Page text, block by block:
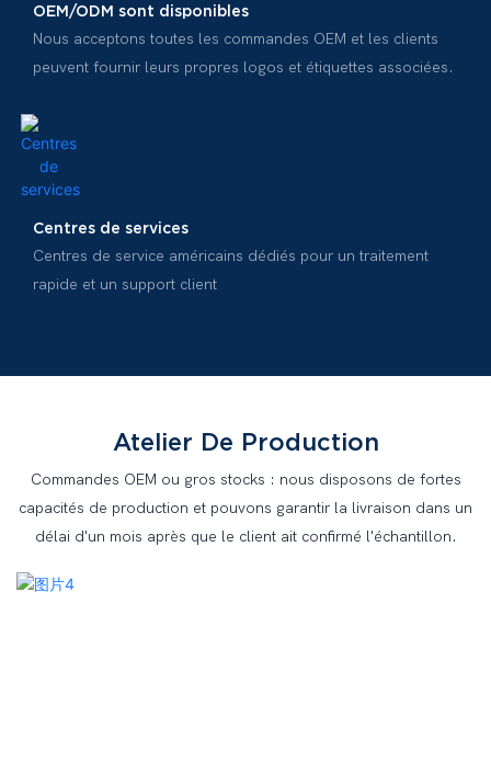
OEM/ODM sont disponibles
Nous acceptons toutes les commandes OEM et les clients
peuvent fournir leurs propres logos et étiquettes associées.
Centres de services
Centres de service américains dédiés pour un traitement
rapide et un support client
Atelier De Production
Commandes OEM ou gros stocks : nous disposons de fortes
capacités de production et pouvons garantir la livraison dans un
délai d'un mois après que le client ait confirmé l'échantillon.